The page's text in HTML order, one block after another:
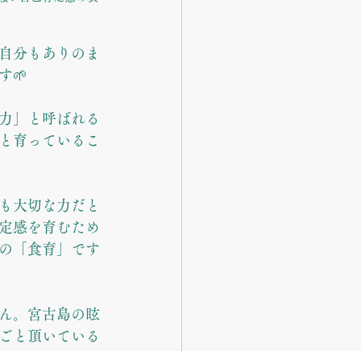
分もありのま
🌱
」と呼ばれる
育っているこ
大切な力だと
感を育むため
「食育」です
。宮古島の眩
と頂いている